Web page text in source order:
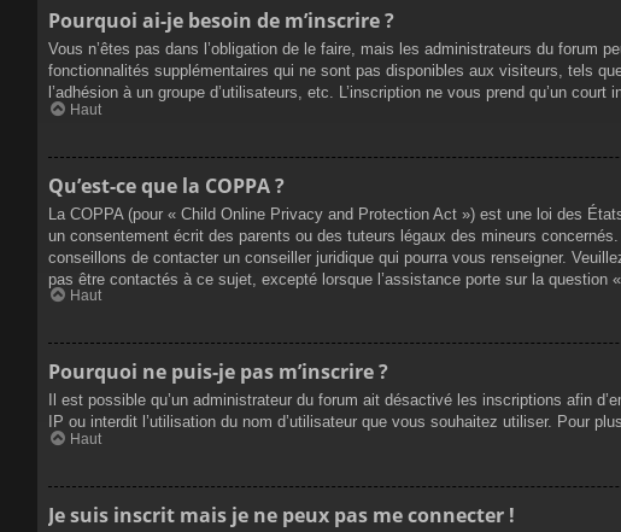
Pourquoi ai-je besoin de m’inscrire ?
Vous n’êtes pas dans l’obligation de le faire, mais les administrateurs du
fonctionnalités supplémentaires qui ne sont pas disponibles aux visiteurs, tels
l’adhésion à un groupe d’utilisateurs, etc. L’inscription ne vous prend qu’un
Haut
Qu’est-ce que la COPPA ?
La COPPA (pour « Child Online Privacy and Protection Act ») est une loi des
un consentement écrit des parents ou des tuteurs légaux des mineurs
conseillons de contacter un conseiller juridique qui pourra vous renseigner.
pas être contactés à ce sujet, excepté lorsque l’assistance porte sur la question
Haut
Pourquoi ne puis-je pas m’inscrire ?
Il est possible qu’un administrateur du forum ait désactivé les inscriptions afin
IP ou interdit l’utilisation du nom d’utilisateur que vous souhaitez utiliser. Pour
Haut
Je suis inscrit mais je ne peux pas me connecter !